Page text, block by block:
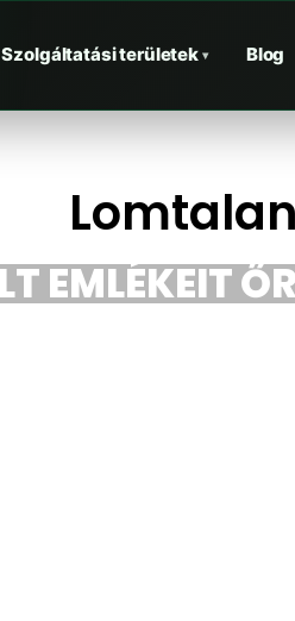
Szolgáltatási területek ▾ Blog
EMLÉKEIT